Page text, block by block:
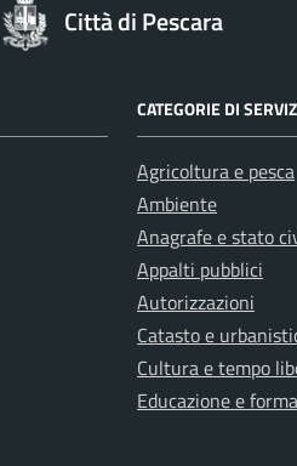
Città di Pescara
CATEGORIE DI
Agricoltura e pesca
Ambiente
Anagrafe e stato
Appalti pubblici
Autorizzazioni
Catasto e
Cultura e tempo
Educazione e